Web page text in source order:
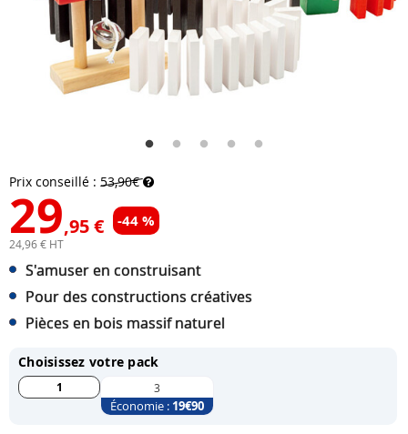
Prix conseillé : 53,90€
29,95 € -44 %
24,96 € HT
S'amuser en construisant
Pour des constructions créatives
Pièces en bois massif naturel
Choisissez votre pack
1 3
Économie : 19€90